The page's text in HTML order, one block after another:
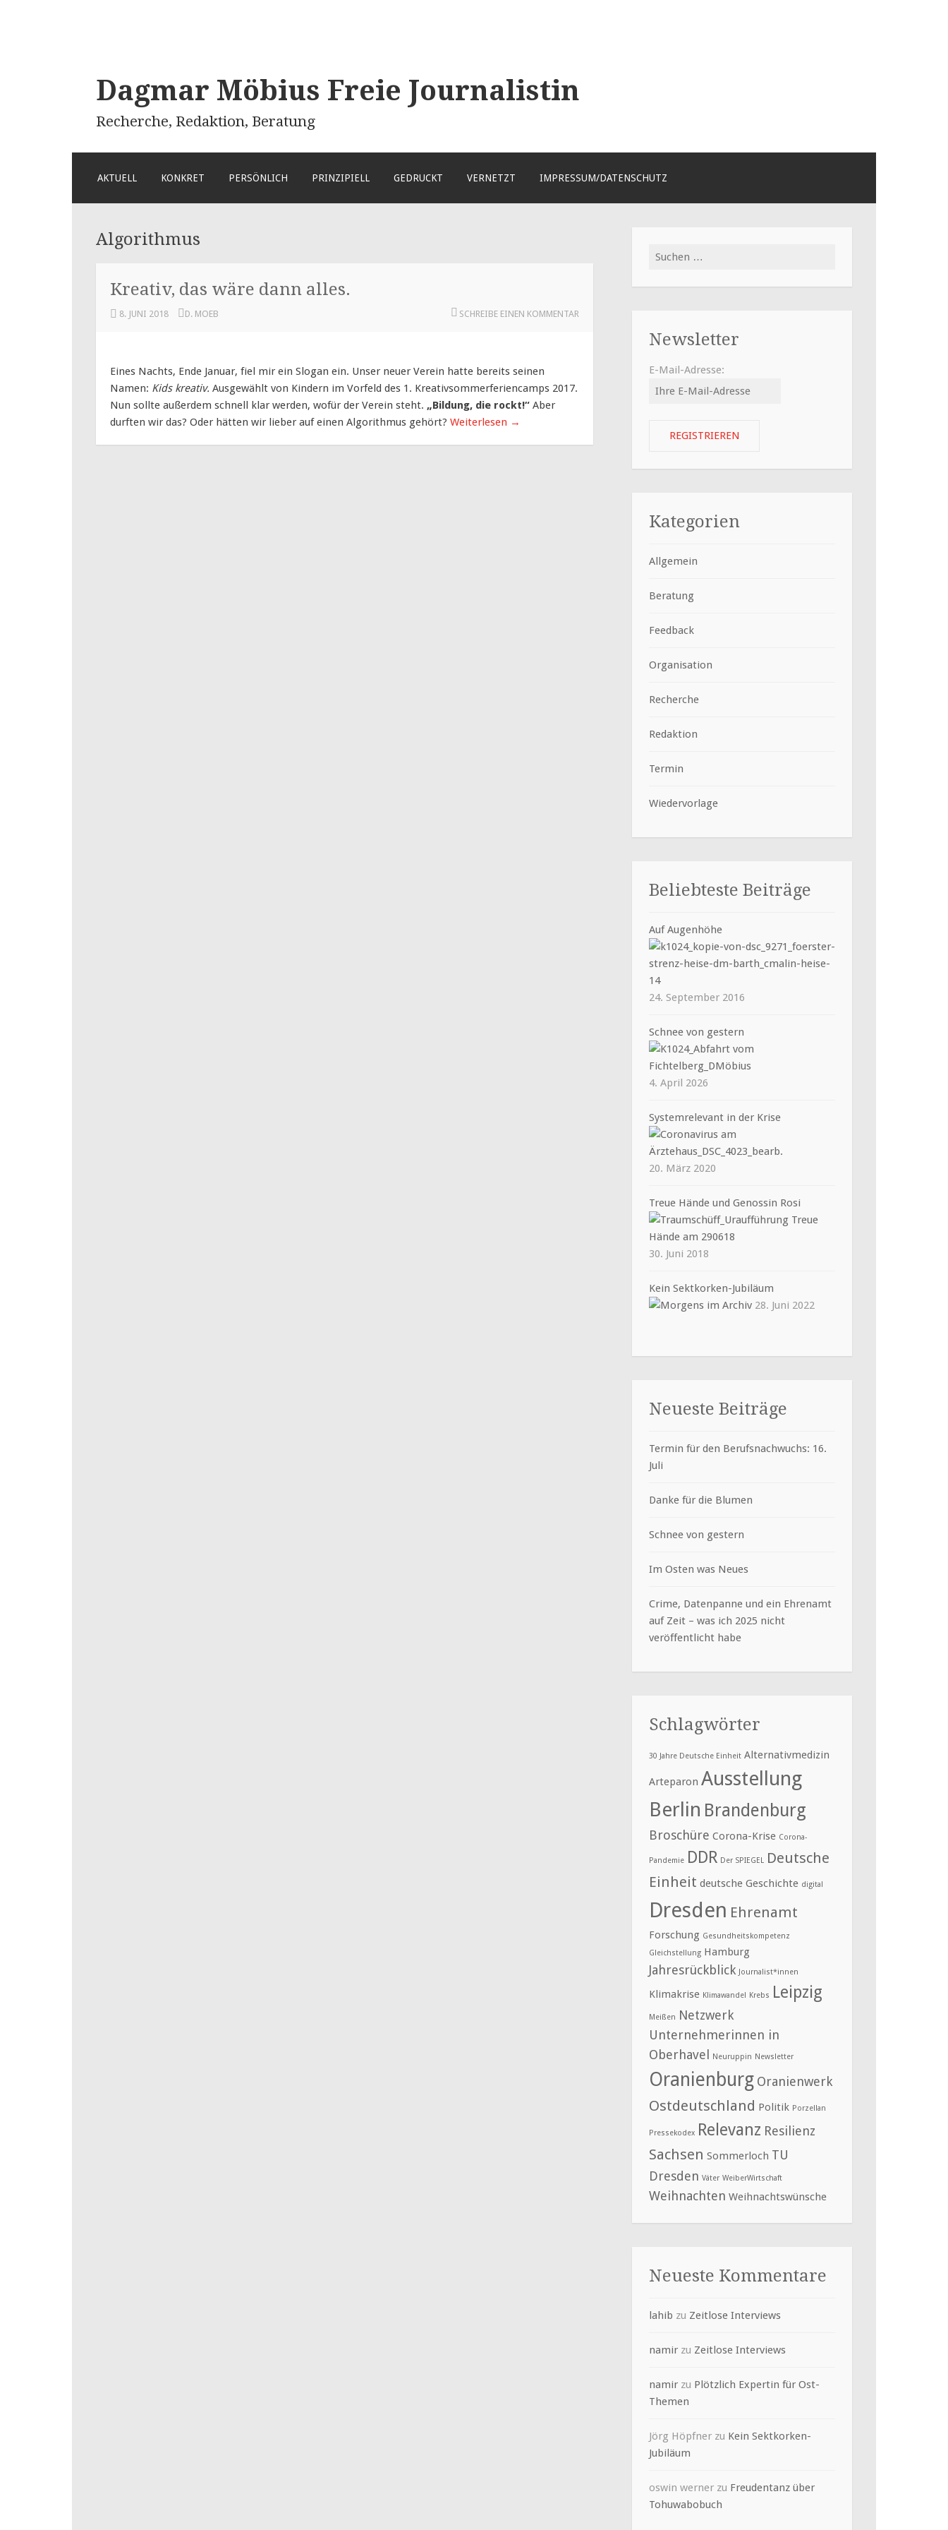
Dagmar Möbius Freie Journalistin
Recherche, Redaktion, Beratung
SPRINGEN
AKTUELL KONKRET PERSÖNLICH PRINZIPIELL GEDRUCKT VERNETZT IMPRESSUM/DATENSCHUTZ
Algorithmus
Kreativ, das wäre dann alles.
8. JUNI 2018 D. MOEB SCHREIBE EINEN KOMMENTAR
Eines Nachts, Ende Januar, fiel mir ein Slogan ein. Unser neuer Verein hatte bereits seinen
Namen: Kids kreativ. Ausgewählt von Kindern im Vorfeld des 1. Kreativsommerferiencamps 2017.
Nun sollte außerdem schnell klar werden, wofür der Verein steht. „Bildung, die rockt!“ Aber
durften wir das? Oder hätten wir lieber auf einen Algorithmus gehört? Weiterlesen →
Suchen
Newsletter
E-Mail-Adresse:
Kategorien
Allgemein
Beratung
Feedback
Organisation
Recherche
Redaktion
Termin
Wiedervorlage
Beliebteste Beiträge
Auf Augenhöhe
24. September 2016
Schnee von gestern
4. April 2026
Systemrelevant in der Krise
20. März 2020
Treue Hände und Genossin Rosi
30. Juni 2018
Kein Sektkorken-Jubiläum
28. Juni 2022
Neueste Beiträge
Termin für den Berufsnachwuchs: 16.
Juli
Danke für die Blumen
Schnee von gestern
Im Osten was Neues
Crime, Datenpanne und ein Ehrenamt
auf Zeit – was ich 2025 nicht
veröffentlicht habe
Schlagwörter
30 Jahre Deutsche Einheit Alternativmedizin
Arteparon Ausstellung
Berlin Brandenburg
Broschüre Corona-Krise Corona-
Pandemie DDR Der SPIEGEL Deutsche
Einheit deutsche Geschichte digital
Dresden Ehrenamt
Forschung Gesundheitskompetenz
Gleichstellung Hamburg
Jahresrückblick Journalist*innen
Klimakrise Klimawandel Krebs Leipzig
Meißen Netzwerk
Unternehmerinnen in
Oberhavel
Neuruppin Newsletter
Oranienburg Oranienwerk
Ostdeutschland Politik Porzellan
Pressekodex Relevanz Resilienz
Sachsen Sommerloch TU
Dresden Väter WeiberWirtschaft
Weihnachten Weihnachtswünsche
Neueste Kommentare
lahib zu Zeitlose Interviews
namir zu Zeitlose Interviews
namir zu Plötzlich Expertin für Ost-
Themen
Jörg Höpfner zu Kein Sektkorken-
Jubiläum
oswin werner zu Freudentanz über
Tohuwabobuch